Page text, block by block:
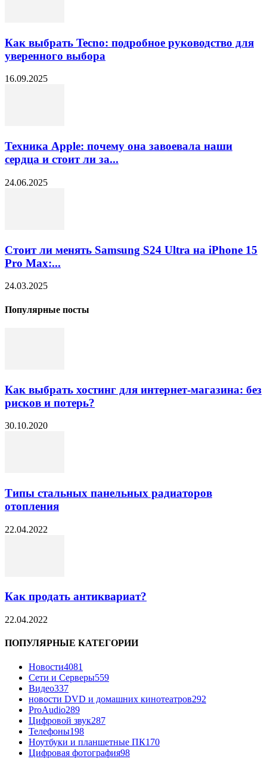
Как выбрать Tecno: подробное руководство для
уверенного выбора
16.09.2025
Техника Apple: почему она завоевала наши
сердца и стоит ли за...
24.06.2025
Стоит ли менять Samsung S24 Ultra на iPhone 15
Pro Max:...
24.03.2025
Популярные посты
Как выбрать хостинг для интернет-магазина: без
рисков и потерь?
30.10.2020
Типы стальных панельных радиаторов
отопления
22.04.2022
Как продать антиквариат?
22.04.2022
ПОПУЛЯРНЫЕ КАТЕГОРИИ
Новости4081
Сети и Серверы559
Видео337
новости DVD и домашних кинотеатров292
ProAudio289
Цифровой звук287
Телефоны198
Ноутбуки и планшетные ПК170
Цифровая фотография98